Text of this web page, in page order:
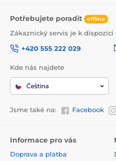
Potřebujete poradit offline
Zákaznický servis je k dispozici
+420 555 222 029
Kde nás najdete
Čeština
Jsme také na: Facebook
Informace pro vás
Doprava a platba